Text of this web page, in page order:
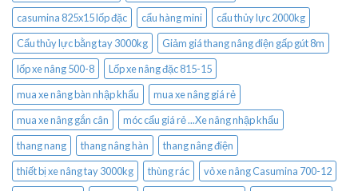
casumina 825x15 lốp đặc
cẩu hàng mini
cẩu thủy lực 2000kg
Cẩu thủy lực bằng tay 3000kg
Giảm giá thang nâng điện gấp gút 8m
lốp xe nâng 500-8
Lốp xe nâng đặc 815-15
mua xe nâng bàn nhập khẩu
mua xe nâng giá rẻ
mua xe nâng gắn cân
móc cẩu giá rẻ ...Xe nâng nhập khẩu
thang nang
thang nâng hàn
thang nâng điện
thiết bị xe nâng tay 3000kg
thùng rác
vỏ xe nâng Casumina 700-12